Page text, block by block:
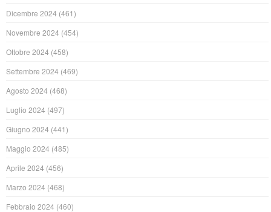
Dicembre 2024 (461)
Novembre 2024 (454)
Ottobre 2024 (458)
Settembre 2024 (469)
Agosto 2024 (468)
Luglio 2024 (497)
Giugno 2024 (441)
Maggio 2024 (485)
Aprile 2024 (456)
Marzo 2024 (468)
Febbraio 2024 (460)